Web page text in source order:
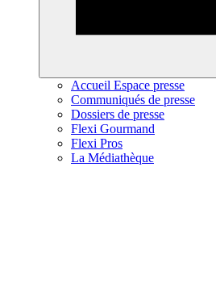
Accueil Espace presse
Communiqués de presse
Dossiers de presse
Flexi Gourmand
Flexi Pros
La Médiathèque